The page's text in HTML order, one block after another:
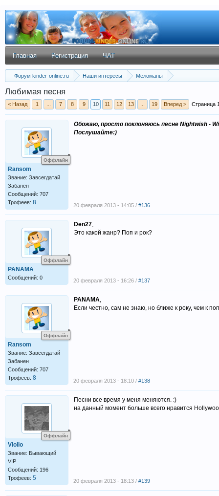
Главная Регистрация ЧАТ
Форум kinder-online.ru Наши интересы Меломаны
Любимая песня
< Назад 1 7 8 9 10 11 12 13 19 Вперед > Страница
Оффлайн
Ransom
Звание: Завсегдатай
Забанен
Сообщений: 707
Трофеев: 8
Обожаю, просто поклоняюсь песне Nightwish -
Послушайте:)
20 февраля 2013 - 14:05 / #136
Оффлайн
PANAMA
Сообщений: 0
Den27,
Это какой жанр? Поп и рок?
20 февраля 2013 - 16:26 / #137
Оффлайн
Ransom
Звание: Завсегдатай
Забанен
Сообщений: 707
Трофеев: 8
PANAMA,
Если честно, сам не знаю, но ближе к року, чем к
20 февраля 2013 - 18:10 / #138
Оффлайн
Viollo
Звание: Бывающий
VIP
Сообщений: 196
Трофеев: 5
Песни все время у меня меняются. :)
на данный момент больше всего нравится
20 февраля 2013 - 18:13 / #139